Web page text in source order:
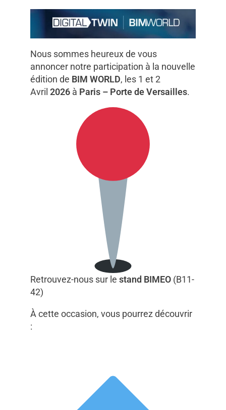
Nous sommes heureux de vous
annoncer notre participation à la nouvelle
édition de BIM WORLD, les 1 et 2
Avril 2026 à Paris – Porte de Versailles.
Retrouvez-nous sur le stand BIMEO (B11-
42)
À cette occasion, vous pourrez découvrir
: